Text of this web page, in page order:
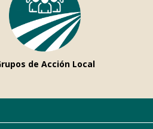
de Acción Local